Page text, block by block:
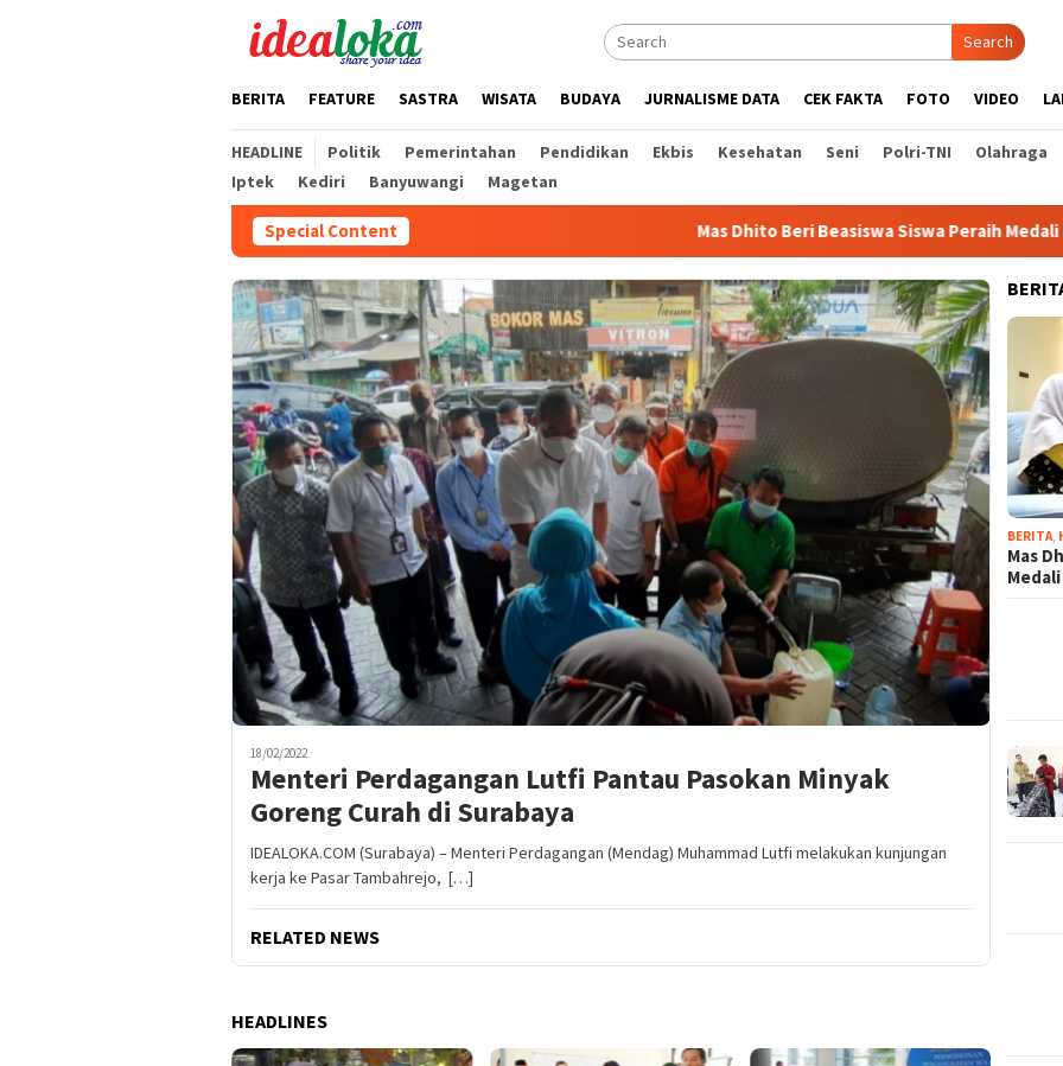
Search
BERITA FEATURE SASTRA WISATA BUDAYA JURNALISME DATA CEK FAKTA FOTO VIDEO
HEADLINE Politik Pemerintahan Pendidikan Ekbis Kesehatan Seni Polri-TNI Olahraga
Iptek
Kediri Banyuwangi Magetan
Special Content Mas Dhito Beri Beasiswa Siswa Peraih Medali Emas LKS
18/02/2022
Menteri Perdagangan Lutfi Pantau Pasokan Minyak
Goreng Curah di Surabaya
IDEALOKA.COM (Surabaya) – Menteri Perdagangan (Mendag) Muhammad Lutfi melakukan kunjungan
kerja ke Pasar Tambahrejo, […]
RELATED NEWS
HEADLINES
BERITA
Mas
Medali